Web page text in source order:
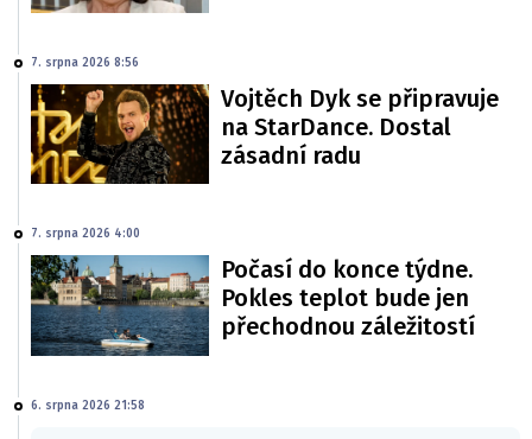
7. srpna 2026 8:56
Vojtěch Dyk se připravuje
na StarDance. Dostal
zásadní radu
7. srpna 2026 4:00
Počasí do konce týdne.
Pokles teplot bude jen
přechodnou záležitostí
6. srpna 2026 21:58